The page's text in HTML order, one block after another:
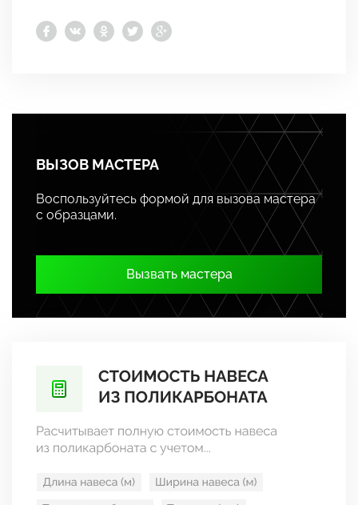
ВЫЗОВ МАСТЕРА
Воспользуйтесь формой для вызова мастера
с образцами.
Вызвать мастера